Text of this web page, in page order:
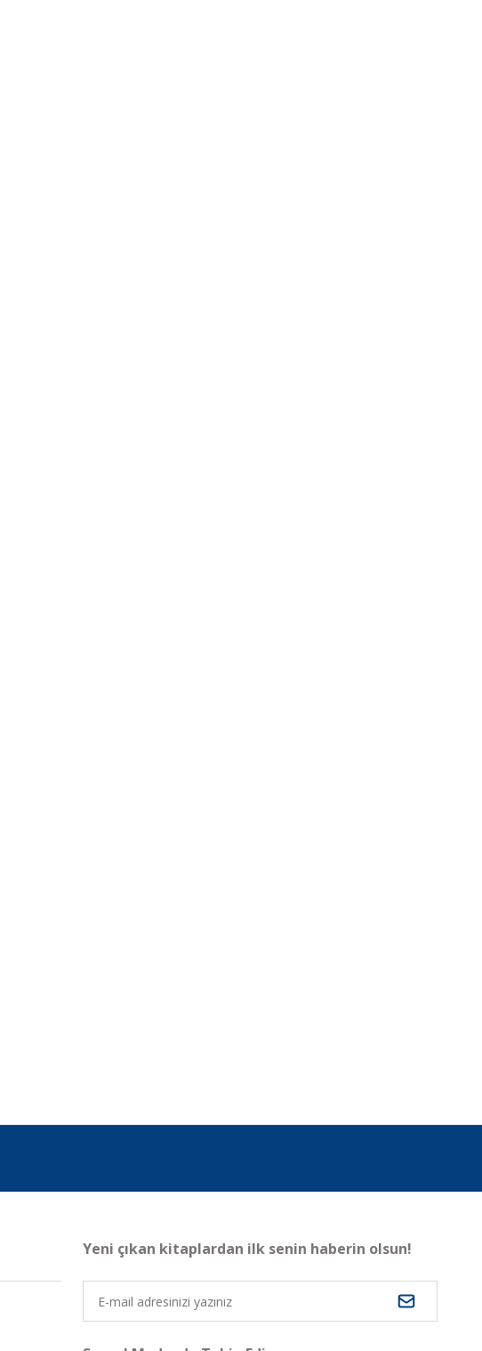
Yeni çıkan kitaplardan ilk senin haberin olsun!